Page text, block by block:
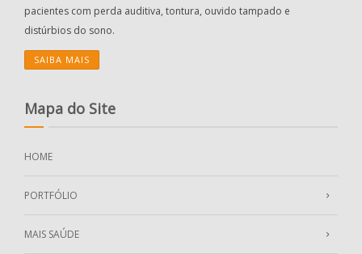
pacientes com perda auditiva, tontura, ouvido tampado e
distúrbios do sono.
SAIBA MAIS
Mapa do Site
HOME
PORTFÓLIO
MAIS SAÚDE